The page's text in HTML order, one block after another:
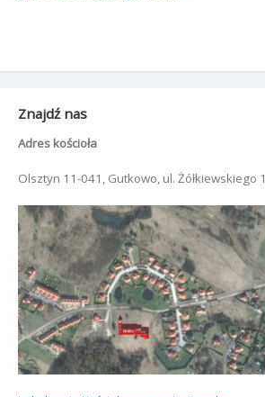
Znajdź nas
Adres kościoła
Olsztyn 11-041, Gutkowo, ul. Żółkiewskiego 1